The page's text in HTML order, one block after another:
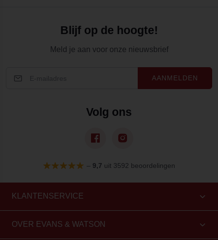
Blijf op de hoogte!
Meld je aan voor onze nieuwsbrief
AANMELDEN
Volg ons
– 9,7 uit 3592 beoordelingen
KLANTENSERVICE
OVER EVANS & WATSON